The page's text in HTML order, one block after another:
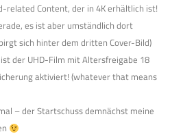
related Content, der in 4K erhältlich ist!
es ist aber umständlich dort
sich hinter dem dritten Cover-Bild)
der UHD-Film mit Altersfreigabe 18
aktiviert! (whatever that means
– der Startschuss demnächst meine